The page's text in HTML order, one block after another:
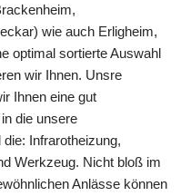
wie auch Erligheim,
optimal sortierte Auswahl
wir Ihnen. Unsre
Ihnen eine gut
die unsere
Infrarotheizung,
Werkzeug. Nicht bloß im
Anlässe können